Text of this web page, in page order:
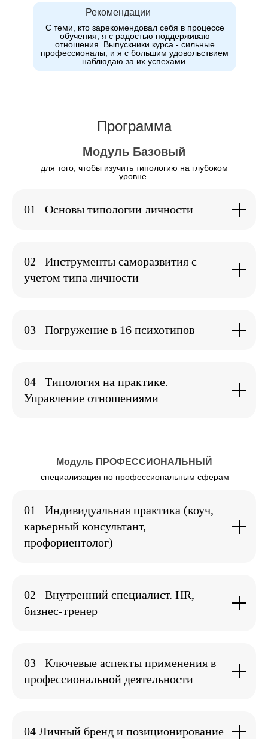
С теми, кто зарекомендовал себя в процессе
обучения, я с радостью поддерживаю
отношения. Выпускники курса - сильные
профессионалы, и я с большим удовольствием
наблюдаю за их успехами.
Рекомендации
Программа
Модуль Базовый
для того, чтобы изучить типологию на глубоком
уровне.
01 Основы типологии личности
02
Инструменты саморазвития с
учетом типа личности
03 Погружение в 16 психотипов
04
Типология на практике.
Управление отношениями
Модуль ПРОФЕССИОНАЛЬНЫЙ
специализация по профессиональным сферам
01
Индивидуальная практика (коуч,
карьерный консультант,
профориентолог)
02
Внутренний специалист. HR,
бизнес-тренер
03
Ключевые аспекты применения в
профессиональной деятельности
04 Личный бренд и позиционирование